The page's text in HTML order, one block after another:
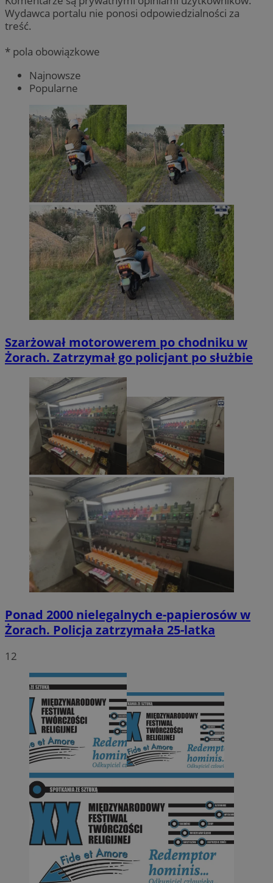
Wydawca portalu nie ponosi odpowiedzialności za
treść.
* pola obowiązkowe
Najnowsze
Popularne
Szarżował motorowerem po chodniku w
Żorach. Zatrzymał go policjant po służbie
Ponad 2000 nielegalnych e-papierosów w
Żorach. Policja zatrzymała 25-latka
12